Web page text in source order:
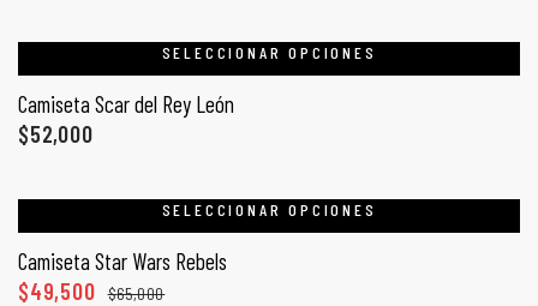
SELECCIONAR OPCIONES
Camiseta Scar del Rey León
$52,000
SELECCIONAR OPCIONES
Camiseta Star Wars Rebels
$65,000
$49,500